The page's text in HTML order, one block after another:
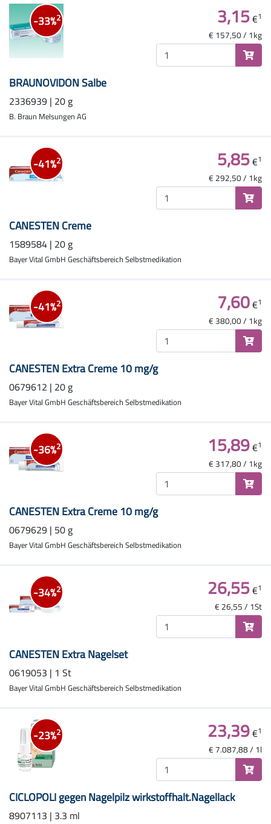
-33%2
BRAUNOVIDON Salbe
2336939 | 20 g
B. Braun Melsungen AG
3,15€1
€ 157,50 / 1kg
-41%2
CANESTEN Creme
1589584 | 20 g
Bayer Vital GmbH Geschäftsbereich Selbstmedikation
5,85€1
€ 292,50 / 1kg
-41%2
CANESTEN Extra Creme 10 mg/g
0679612 | 20 g
Bayer Vital GmbH Geschäftsbereich Selbstmedikation
7,60€1
€ 380,00 / 1kg
-36%2
CANESTEN Extra Creme 10 mg/g
0679629 | 50 g
Bayer Vital GmbH Geschäftsbereich Selbstmedikation
15,89€1
€ 317,80 / 1kg
-34%2
CANESTEN Extra Nagelset
0619053 | 1 St
Bayer Vital GmbH Geschäftsbereich Selbstmedikation
26,55€1
€ 26,55 / 1St
-23%2
CICLOPOLI gegen Nagelpilz wirkstoffhalt.Nagellack
8907113 | 3.3 ml
23,39€1
€ 7.087,88 / 1l